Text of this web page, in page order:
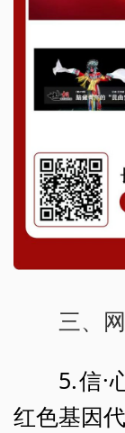
三、
5.信
红色基因